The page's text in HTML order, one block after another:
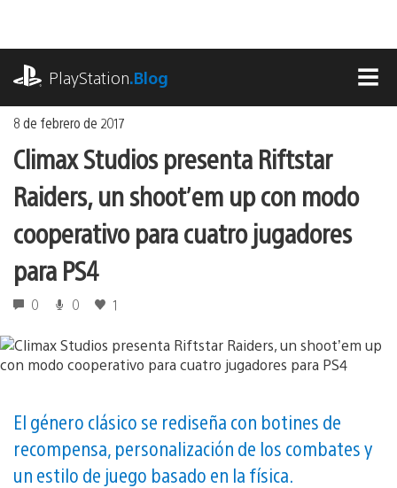
contenido
PlayStation.Blog
8 de febrero de 2017
Climax Studios presenta Riftstar
Raiders, un shoot’em up con modo
cooperativo para cuatro jugadores
para PS4
0 0 1
El género clásico se rediseña con botines de
recompensa, personalización de los combates y
un estilo de juego basado en la física.